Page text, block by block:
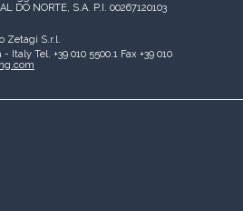
DO NORTE, S.A. P.I. 00267120103
Zetagi S.r.l.
- Italy Tel. +39 010 5500.1 Fax +39 010